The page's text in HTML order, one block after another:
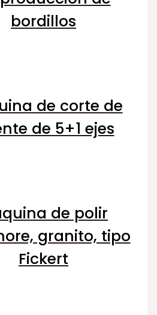
bordillos
de corte de
de 5+1 ejes
de polir
granito, tipo
Fickert